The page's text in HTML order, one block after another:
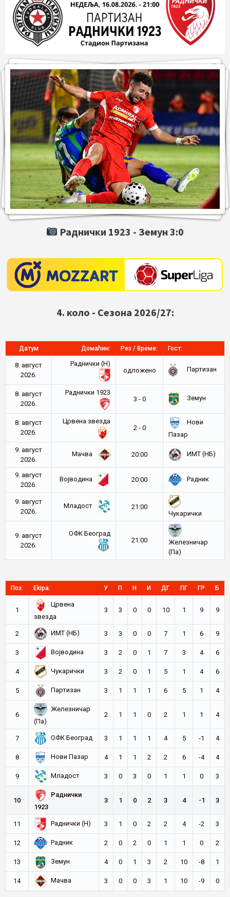
Раднички 1923 -Земун 3:0
4. коло - Сезона 2026/27:
Датум Домаћин: Рез / Време: Гост:
8. август
2026.
Раднички (Н)
oдложено
Партизан
8. август
2026.
Раднички 1923
3 - 0
Земун
8. август
2026.
Црвена звезда
2 - 0
Нови
Пазар
9. август
2026.
Мачва 20:00 ИМТ (НБ)
9. август
2026.
Војводина 20:00 Радник
9. август
2026.
Младост
21:00
Чукарички
9. август
2026.
ОФК Београд
21:00
Железничар
(Па)
Поз: Ekipa: У П Н И ДГ ПГ ГР Б
1
Црвена
звезда
3 3 0 0 10 1 9 9
2 ИМТ (НБ) 3 3 0 0 7 1 6 9
3 Војводина 3 2 0 1 7 3 4 6
4 Чукарички 3 2 0 1 5 1 4 6
5 Партизан 3 1 1 1 6 5 1 4
6
Железничар
(Па)
2 1 1 0 2 1 1 4
7 ОФК Београд 3 1 1 1 4 5 -1 4
8 Нови Пазар 4 1 1 2 2 6 -4 4
9 Младост 3 0 3 0 1 1 0 3
10
Раднички
1923
3 1 0 2 3 4 -1 3
11 Раднички (Н) 3 1 0 2 2 4 -2 3
12 Радник 2 0 2 0 1 1 0 2
13 Земун 4 0 1 3 2 10 -8 1
14 Мачва 3 0 0 3 1 10 -9 0